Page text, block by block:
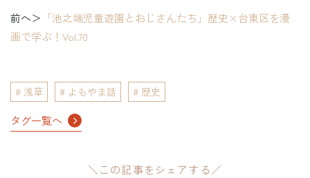
前へ＞ 「池之端児童遊園とおじさんたち」歴史×台東区を漫
画で学ぶ！Vol.70
浅草 よもやま話 歴史
タグ一覧へ
＼この記事をシェアする／